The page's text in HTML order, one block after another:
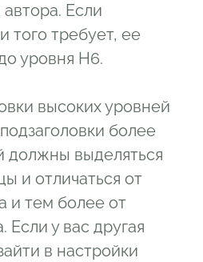
Если
того требует, ее
уровня H6.
высоких уровней
более
должны выделяться
и отличаться от
и тем более от
Если у вас другая
в настройки